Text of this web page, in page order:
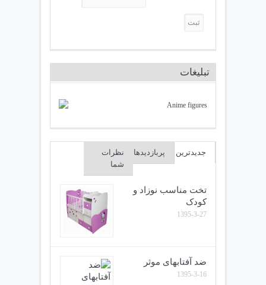
تبلیغات
جدیدترین پربازدیدها
نظرات
شما
تخت مناسب نوزاد و
کودک
1395-3-27
ضد آفتابهای موثر
1395-3-16